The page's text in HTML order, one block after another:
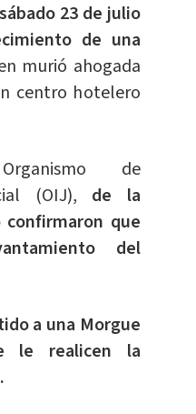
23 de julio
de una
murió ahogada
centro hotelero
de
(OIJ), de la
confirmaron que
del
a una Morgue
le realicen la